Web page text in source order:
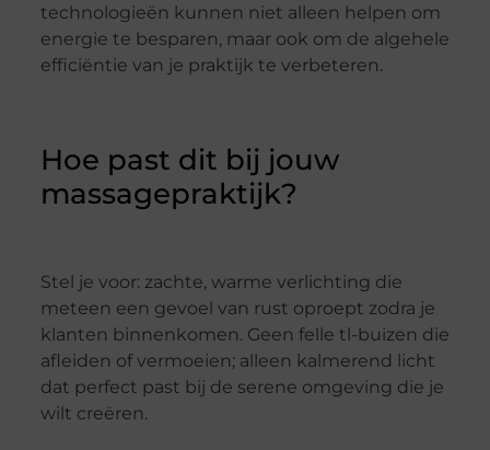
technologieën kunnen niet alleen helpen om
energie te besparen, maar ook om de algehele
efficiëntie van je praktijk te verbeteren.
Hoe past dit bij jouw
massagepraktijk?
Stel je voor: zachte, warme verlichting die
meteen een gevoel van rust oproept zodra je
klanten binnenkomen. Geen felle tl-buizen die
afleiden of vermoeien; alleen kalmerend licht
dat perfect past bij de serene omgeving die je
wilt creëren.